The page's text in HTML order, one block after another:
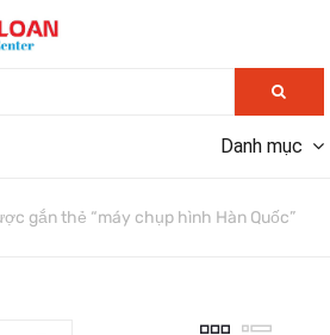
Danh mục
gắn thẻ “máy chụp hình Hàn Quốc”